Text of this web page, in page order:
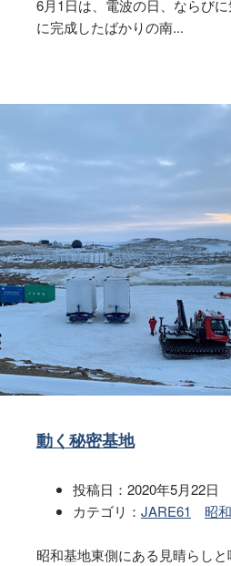
6月1日は、電波の日、ならび
に完成したばかりの南...
動く秘密基地
投稿日： 2020年5月22日
カテゴリ： JARE61 昭
昭和基地東側にある見晴らし